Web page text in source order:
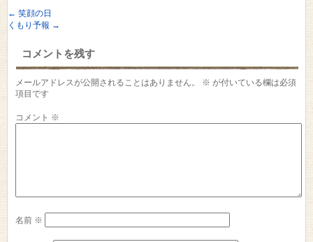
← 笑顔の日
くもり予報 →
コメントを残す
メールアドレスが公開されることはありません。 ※ が付いている欄は必須
項目です
コメント ※
名前 ※